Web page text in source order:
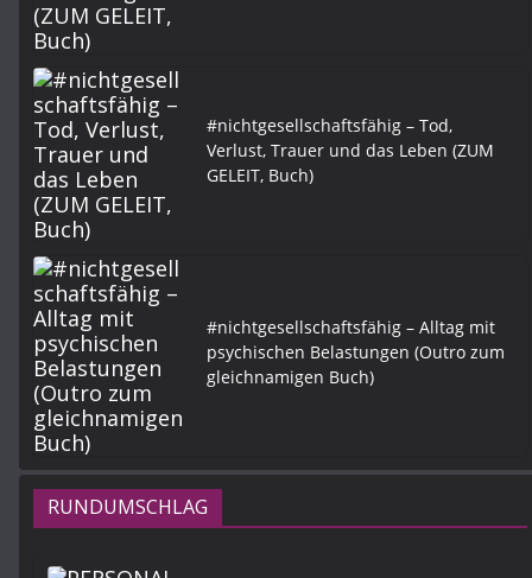
#nichtgesellschaftsfähig – Tod,
Verlust, Trauer und das Leben (ZUM
GELEIT, Buch)
#nichtgesellschaftsfähig – Alltag mit
psychischen Belastungen (Outro zum
gleichnamigen Buch)
RUNDUMSCHLAG